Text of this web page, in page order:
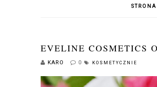
EVELINE COSMETICS
KARO 0 KOSMETYCZNIE